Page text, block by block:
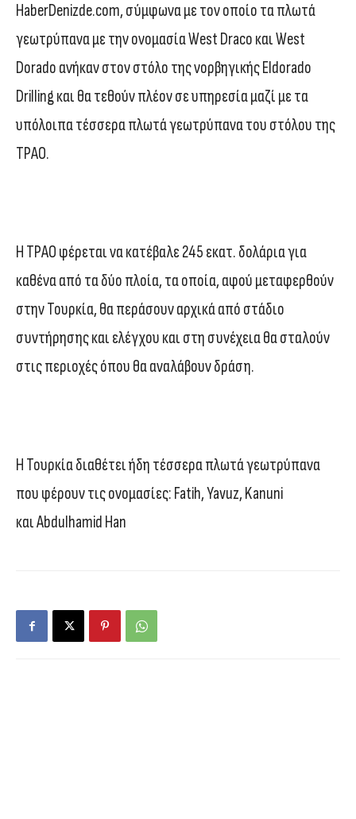
HaberDenizde.com, σύμφωνα με τον οποίο τα πλωτά
γεωτρύπανα με την ονομασία West Draco και West
Dorado ανήκαν στον στόλο της νορβηγικής Eldorado
Drilling και θα τεθούν πλέον σε υπηρεσία μαζί με τα
υπόλοιπα τέσσερα πλωτά γεωτρύπανα του στόλου της
TPAO.
Η TPAO φέρεται να κατέβαλε 245 εκατ. δολάρια για
καθένα από τα δύο πλοία, τα οποία, αφού μεταφερθούν
στην Τουρκία, θα περάσουν αρχικά από στάδιο
συντήρησης και ελέγχου και στη συνέχεια θα σταλούν
στις περιοχές όπου θα αναλάβουν δράση.
Η Τουρκία διαθέτει ήδη τέσσερα πλωτά γεωτρύπανα
που φέρουν τις ονομασίες: Fatih, Yavuz, Kanuni
και Abdulhamid Han